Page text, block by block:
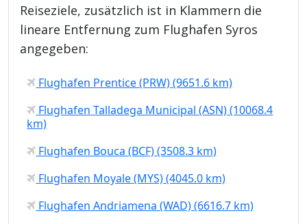
Reiseziele, zusätzlich ist in Klammern die
lineare Entfernung zum Flughafen Syros
angegeben:
Flughafen Prentice (PRW) (9651.6 km)
Flughafen Talladega Municipal (ASN) (10068.4
km)
Flughafen Bouca (BCF) (3508.3 km)
Flughafen Moyale (MYS) (4045.0 km)
Flughafen Andriamena (WAD) (6616.7 km)